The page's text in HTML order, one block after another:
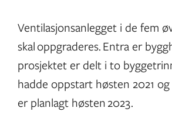
Ventilasjonsanlegget i de fem
skal oppgraderes. Entra er
prosjektet er delt i to
hadde oppstart høsten 2021
er planlagt høsten 2023.